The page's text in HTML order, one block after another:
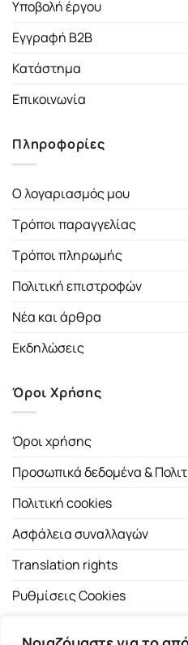
Υποβολή έργου
Εγγραφή B2B
Κατάστημα
Επικοινωνία
Πληροφορίες
Ο λογαριασμός μου
Τρόποι παραγγελίας
Τρόποι πληρωμής
Πολιτική επιστροφών
Νέα και άρθρα
Εκδηλώσεις
Όροι Χρήσης
Όροι χρήσης
Προσωπικά δεδομένα &
Πολιτική cookies
Ασφάλεια συναλλαγών
Translation rights
Ρυθμίσεις Cookies